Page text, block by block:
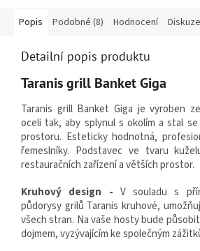
Popis Podobné (8) Hodnocení Diskuze
Detailní popis produktu
Taranis grill Banket Giga
Taranis grill Banket Giga je vyroben
oceli tak, aby splynul s okolím a stal
prostoru. Esteticky hodnotná,
řemeslníky. Podstavec ve tvaru
restauračních zařízení a větších prostor.
Kruhový design - V souladu s
půdorysy grilů Taranis kruhové,
všech stran. Na vaše hosty bude
dojmem, vyzývajícím ke společným